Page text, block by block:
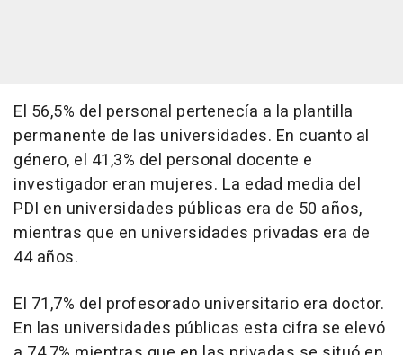
El 56,5% del personal pertenecía a la plantilla
permanente de las universidades. En cuanto al
género, el 41,3% del personal docente e
investigador eran mujeres. La edad media del
PDI en universidades públicas era de 50 años,
mientras que en universidades privadas era de
44 años.
El 71,7% del profesorado universitario era doctor.
En las universidades públicas esta cifra se elevó